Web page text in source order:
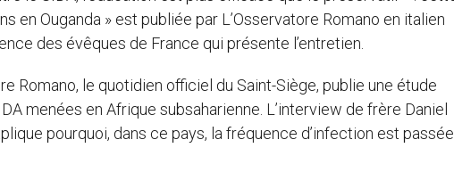
en Ouganda » est publiée par L’Osservatore Romano en italien
des évêques de France qui présente l’entretien.
Romano, le quotidien officiel du Saint-Siège, publie une étude
menées en Afrique subsaharienne. L’interview de frère Daniel
pourquoi, dans ce pays, la fréquence d’infection est passée